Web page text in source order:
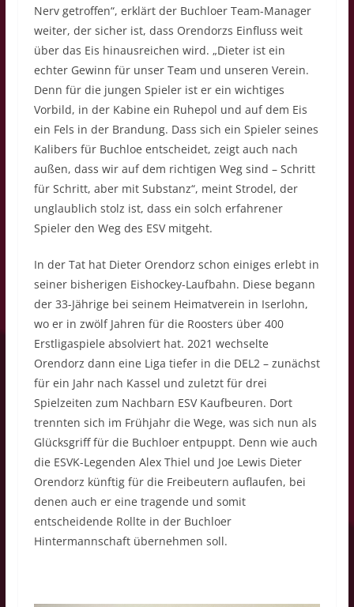
Nerv getroffen“, erklärt der Buchloer Team-Manager
weiter, der sicher ist, dass Orendorzs Einfluss weit
über das Eis hinausreichen wird. „Dieter ist ein
echter Gewinn für unser Team und unseren Verein.
Denn für die jungen Spieler ist er ein wichtiges
Vorbild, in der Kabine ein Ruhepol und auf dem Eis
ein Fels in der Brandung. Dass sich ein Spieler seines
Kalibers für Buchloe entscheidet, zeigt auch nach
außen, dass wir auf dem richtigen Weg sind – Schritt
für Schritt, aber mit Substanz“, meint Strodel, der
unglaublich stolz ist, dass ein solch erfahrener
Spieler den Weg des ESV mitgeht.
In der Tat hat Dieter Orendorz schon einiges erlebt in
seiner bisherigen Eishockey-Laufbahn. Diese begann
der 33-Jährige bei seinem Heimatverein in Iserlohn,
wo er in zwölf Jahren für die Roosters über 400
Erstligaspiele absolviert hat. 2021 wechselte
Orendorz dann eine Liga tiefer in die DEL2 – zunächst
für ein Jahr nach Kassel und zuletzt für drei
Spielzeiten zum Nachbarn ESV Kaufbeuren. Dort
trennten sich im Frühjahr die Wege, was sich nun als
Glücksgriff für die Buchloer entpuppt. Denn wie auch
die ESVK-Legenden Alex Thiel und Joe Lewis Dieter
Orendorz künftig für die Freibeutern auflaufen, bei
denen auch er eine tragende und somit
entscheidende Rollte in der Buchloer
Hintermannschaft übernehmen soll.